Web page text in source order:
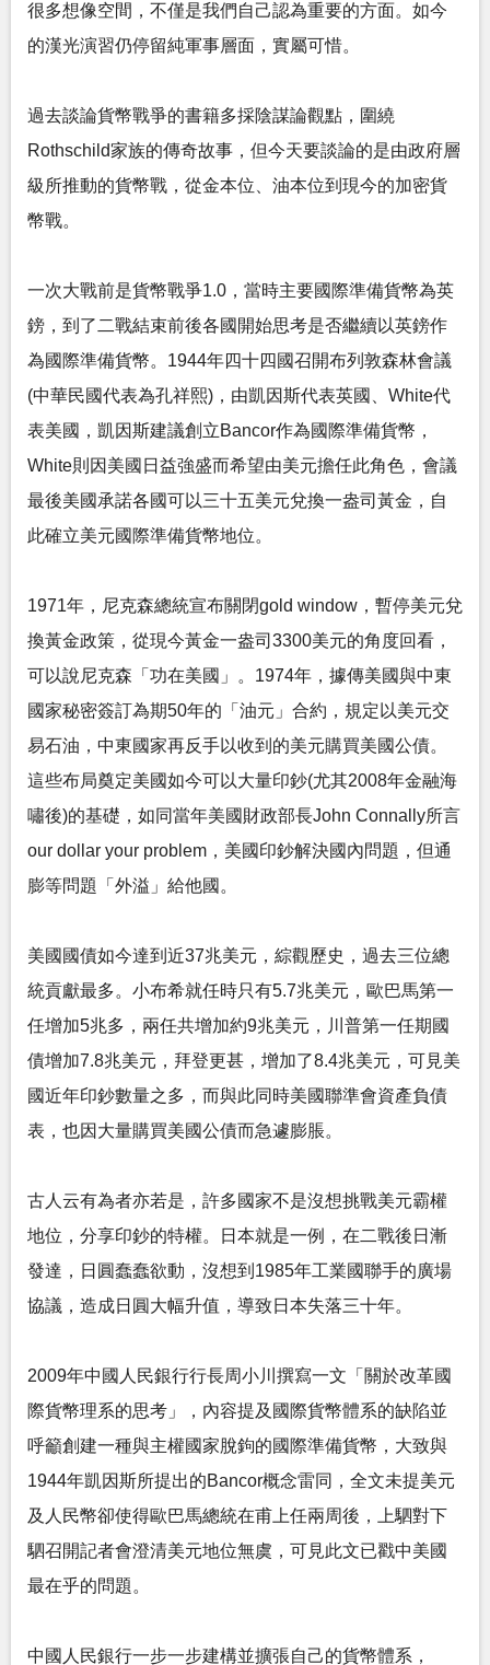
很多想像空間，不僅是我們自己認為重要的方面。如今
的漢光演習仍停留純軍事層面，實屬可惜。
過去談論貨幣戰爭的書籍多採陰謀論觀點，圍繞
Rothschild家族的傳奇故事，但今天要談論的是由政府層
級所推動的貨幣戰，從金本位、油本位到現今的加密貨
幣戰。
一次大戰前是貨幣戰爭1.0，當時主要國際準備貨幣為英
鎊，到了二戰結束前後各國開始思考是否繼續以英鎊作
為國際準備貨幣。1944年四十四國召開布列敦森林會議
(中華民國代表為孔祥熙)，由凱因斯代表英國、White代
表美國，凱因斯建議創立Bancor作為國際準備貨幣，
White則因美國日益強盛而希望由美元擔任此角色，會議
最後美國承諾各國可以三十五美元兌換一盎司黃金，自
此確立美元國際準備貨幣地位。
1971年，尼克森總統宣布關閉gold window，暫停美元兌
換黃金政策，從現今黃金一盎司3300美元的角度回看，
可以說尼克森「功在美國」。1974年，據傳美國與中東
國家秘密簽訂為期50年的「油元」合約，規定以美元交
易石油，中東國家再反手以收到的美元購買美國公債。
這些布局奠定美國如今可以大量印鈔(尤其2008年金融海
嘯後)的基礎，如同當年美國財政部長John Connally所言
our dollar your problem，美國印鈔解決國內問題，但通
膨等問題「外溢」給他國。
美國國債如今達到近37兆美元，綜觀歷史，過去三位總
統貢獻最多。小布希就任時只有5.7兆美元，歐巴馬第一
任增加5兆多，兩任共增加約9兆美元，川普第一任期國
債增加7.8兆美元，拜登更甚，增加了8.4兆美元，可見美
國近年印鈔數量之多，而與此同時美國聯準會資產負債
表，也因大量購買美國公債而急遽膨脹。
古人云有為者亦若是，許多國家不是沒想挑戰美元霸權
地位，分享印鈔的特權。日本就是一例，在二戰後日漸
發達，日圓蠢蠢欲動，沒想到1985年工業國聯手的廣場
協議，造成日圓大幅升值，導致日本失落三十年。
2009年中國人民銀行行長周小川撰寫一文「關於改革國
際貨幣理系的思考」，內容提及國際貨幣體系的缺陷並
呼籲創建一種與主權國家脫鉤的國際準備貨幣，大致與
1944年凱因斯所提出的Bancor概念雷同，全文未提美元
及人民幣卻使得歐巴馬總統在甫上任兩周後，上駟對下
駟召開記者會澄清美元地位無虞，可見此文已戳中美國
最在乎的問題。
中國人民銀行一步一步建構並擴張自己的貨幣體系，